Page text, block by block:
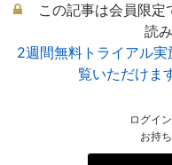
この記事は会員限
読
2週間無料トライアル
覧いただけま
ログイ
お持